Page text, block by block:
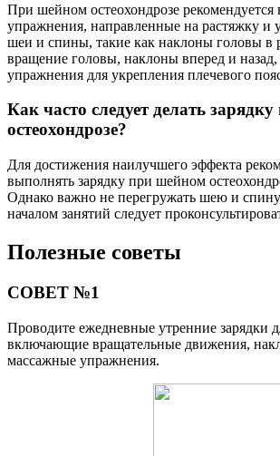
При шейном остеохондрозе рекомендуется
упражнения, направленные на растяжку и
шеи и спины, такие как наклоны головы в
вращение головы, наклоны вперед и назад,
упражнения для укрепления плечевого
Как часто следует делать
остеохондрозе?
Для достижения наилучшего эффекта
выполнять зарядку при шейном
Однако важно не перегружать шею и
началом занятий следует
Полезные советы
СОВЕТ №1
Проводите ежедневные утренние зарядки
включающие вращательные движения,
массажные упражнения.